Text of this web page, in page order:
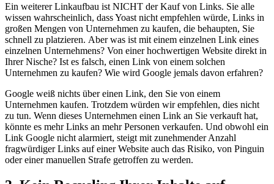
Ein weiterer Linkaufbau ist NICHT der Kauf von Links. Sie alle
wissen wahrscheinlich, dass Yoast nicht empfehlen würde, Links in
großen Mengen von Unternehmen zu kaufen, die behaupten, Sie
schnell zu platzieren. Aber was ist mit einem einzelnen Link eines
einzelnen Unternehmens? Von einer hochwertigen Website direkt in
Ihrer Nische? Ist es falsch, einen Link von einem solchen
Unternehmen zu kaufen? Wie wird Google jemals davon erfahren?
Google weiß nichts über einen Link, den Sie von einem
Unternehmen kaufen. Trotzdem würden wir empfehlen, dies nicht
zu tun. Wenn dieses Unternehmen einen Link an Sie verkauft hat,
könnte es mehr Links an mehr Personen verkaufen. Und obwohl ein
Link Google nicht alarmiert, steigt mit zunehmender Anzahl
fragwürdiger Links auf einer Website auch das Risiko, von Pinguin
oder einer manuellen Strafe getroffen zu werden.